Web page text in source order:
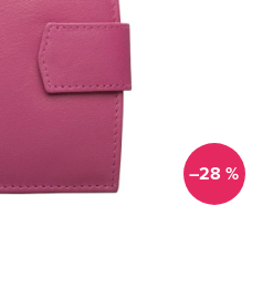
–28 %